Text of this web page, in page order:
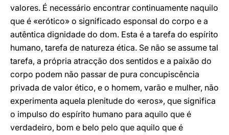
valores. É necessário encontrar continuamente naquilo
que é «erótico» o significado esponsal do corpo e a
autêntica dignidade do dom. Esta é a tarefa do espírito
humano, tarefa de natureza ética. Se não se assume tal
tarefa, a própria atracção dos sentidos e a paixão do
corpo podem não passar de pura concupiscência
privada de valor ético, e o homem, varão e mulher, não
experimenta aquela plenitude do «eros», que significa
o impulso do espírito humano para aquilo que é
verdadeiro, bom e belo pelo que aquilo que é